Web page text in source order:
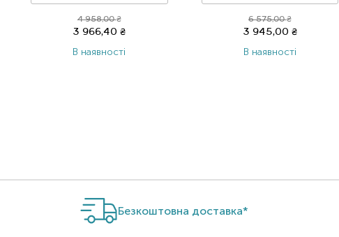
4 958,00₴
3 966,40₴
В наявності
6 575,00₴
3 945,00 ₴
В наявності
Безкоштовна доставка*